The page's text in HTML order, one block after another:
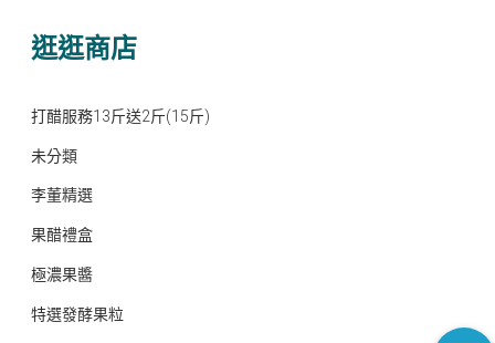
逛逛商店
打醋服務13斤送2斤(15斤)
未分類
李董精選
果醋禮盒
極濃果醬
特選發酵果粒